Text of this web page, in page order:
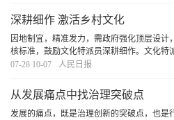
深耕细作 激活乡村文化
因地制宜，精准发力，需政府强化顶层设计
核标准，鼓励文化特派员深耕细作。文化特
域整合能力、市场对接能力和持续创新能力
07-28 10-07 人民日报
从发展痛点中找治理突破点
发展的痛点，既是治理创新的突破点，也是